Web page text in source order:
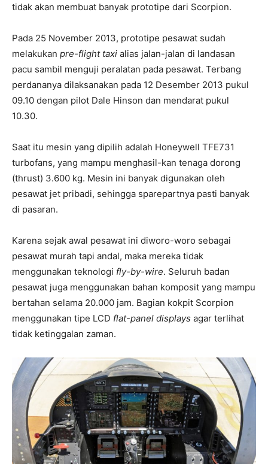
tidak akan membuat banyak prototipe dari Scorpion.
Pada 25 November 2013, prototipe pesawat sudah
melakukan pre-flight taxi alias jalan-jalan di landasan
pacu sambil menguji peralatan pada pesawat. Terbang
perdananya dilaksanakan pada 12 Desember 2013 pukul
09.10 dengan pilot Dale Hinson dan mendarat pukul
10.30.
Saat itu mesin yang dipilih adalah Honeywell TFE731
turbofans, yang mampu menghasil-kan tenaga dorong
(thrust) 3.600 kg. Mesin ini banyak digunakan oleh
pesawat jet pribadi, sehingga sparepartnya pasti banyak
di pasaran.
Karena sejak awal pesawat ini diworo-woro sebagai
pesawat murah tapi andal, maka mereka tidak
menggunakan teknologi fly-by-wire. Seluruh badan
pesawat juga menggunakan bahan komposit yang mampu
bertahan selama 20.000 jam. Bagian kokpit Scorpion
menggunakan tipe LCD flat-panel displays agar terlihat
tidak ketinggalan zaman.